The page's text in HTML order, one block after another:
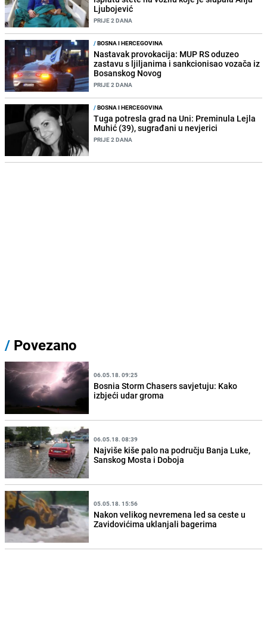
Ljubojević
PRIJE 2 DANA
/BOSNA I HERCEGOVINA
Nastavak provokacija: MUP RS oduzeo
zastavu s ljiljanima i sankcionisao vozača iz
Bosanskog Novog
PRIJE 2 DANA
/BOSNA I HERCEGOVINA
Tuga potresla grad na Uni: Preminula Lejla
Muhić (39), sugrađani u nevjerici
PRIJE 2 DANA
/ Povezano
06.05.18. 09:25
Bosnia Storm Chasers savjetuju: Kako
izbjeći udar groma
06.05.18. 08:39
Najviše kiše palo na području Banja Luke,
Sanskog Mosta i Doboja
05.05.18. 15:56
Nakon velikog nevremena led sa ceste u
Zavidovićima uklanjali bagerima